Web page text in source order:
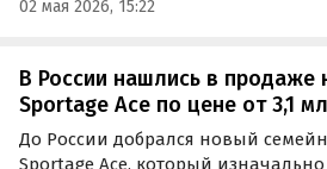
02 мая 2026, 15:22
В России нашлись в продаже
Sportage Ace по цене от 3,1
До России добрался новый
Sportage Ace, который изначально